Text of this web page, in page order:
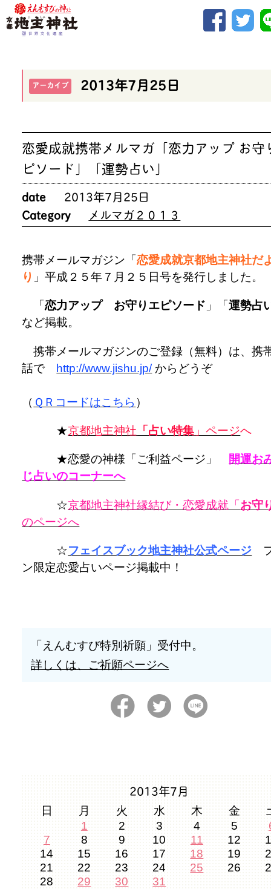
アーカイブ 2013年7月25日
恋愛成就携帯メルマガ「恋力アップ お守
ピソード」「運勢占い」
date
2013年7月25日
Category
メルマガ２０１３
携帯メールマガジン「恋愛成就京都地主神社だ
り 」平成２５年７月２５日号を発行しました。
「恋力アップ お守りエピソード 」「運勢占
など掲載。
携帯メールマガジンのご登録（無料）は、携
話で http://www.jishu.jp/からどうぞ
（ ＱＲコードはこちら ）
★京都地主神社 「占い特集 」ページへ
★恋愛の神様「ご利益ページ」
開運お
じ占いのコーナーへ
☆京都地主神社縁結び・恋愛成就「お守
のページへ
☆フェイスブック地主神社公式ページ
ン限定恋愛占いページ掲載中！
「えんむすび特別祈願」受付中。
詳しくは、ご祈願ページへ
2013年7月
日 月 火 水 木 金
1
2 3 4 5
7
8 9 10 11 12
14
15 16 17 18 19
21
22 23 24 25 26
28
29 30
31